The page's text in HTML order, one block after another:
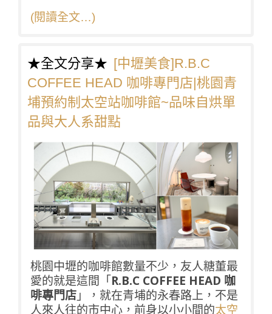
(閱讀全文…)
★全文分享★ [中壢美食]R.B.C
COFFEE HEAD 咖啡專門店|桃園青
埔預約制太空站咖啡館~品味自烘單
品與大人系甜點
桃園中壢的咖啡館數量不少，友人糖董最
愛的就是這間「R.B.C COFFEE HEAD 咖
啡專門店」，就在青埔的永春路上，不是
人來人往的市中心，前身以小小間的太空